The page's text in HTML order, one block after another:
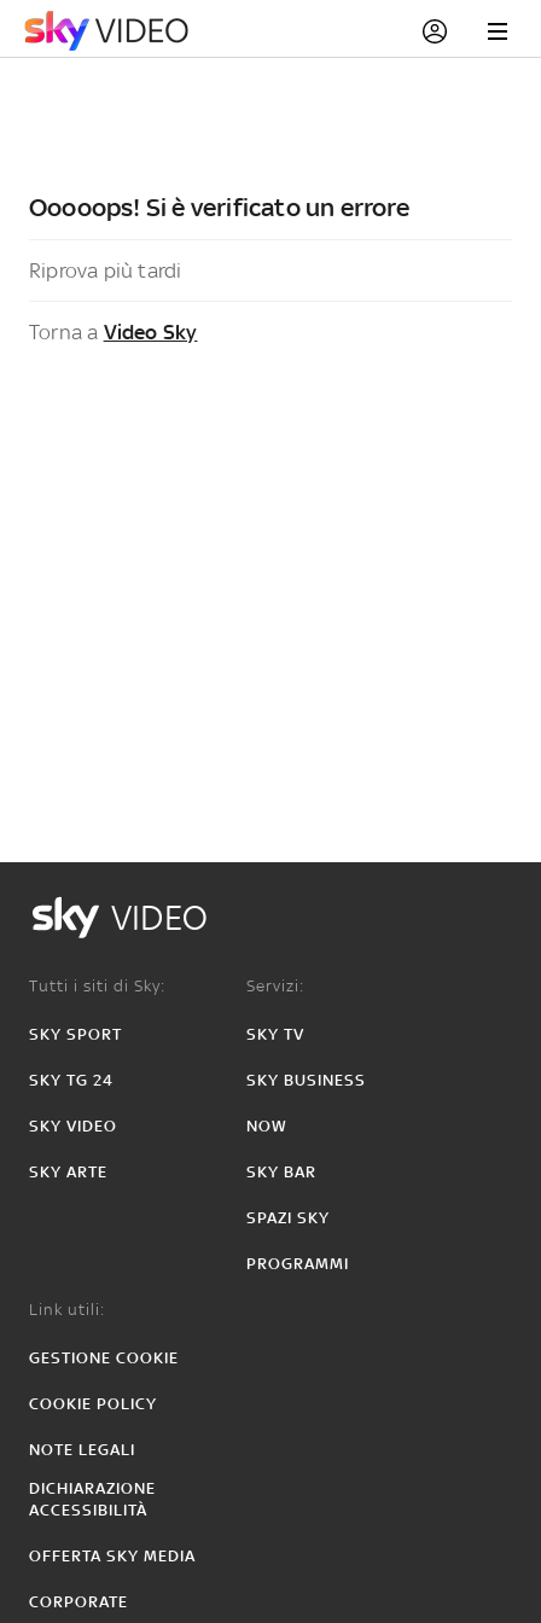
Ooooops! Si è verificato un errore
Riprova più tardi
Torna a Video Sky
VIDEO
Tutti i siti di Sky:
SKY SPORT
SKY TG 24
SKY VIDEO
SKY ARTE
Servizi:
SKY TV
SKY BUSINESS
NOW
SKY BAR
SPAZI SKY
PROGRAMMI
Link utili:
GESTIONE COOKIE
COOKIE POLICY
NOTE LEGALI
DICHIARAZIONE
ACCESSIBILITÀ
OFFERTA SKY MEDIA
CORPORATE